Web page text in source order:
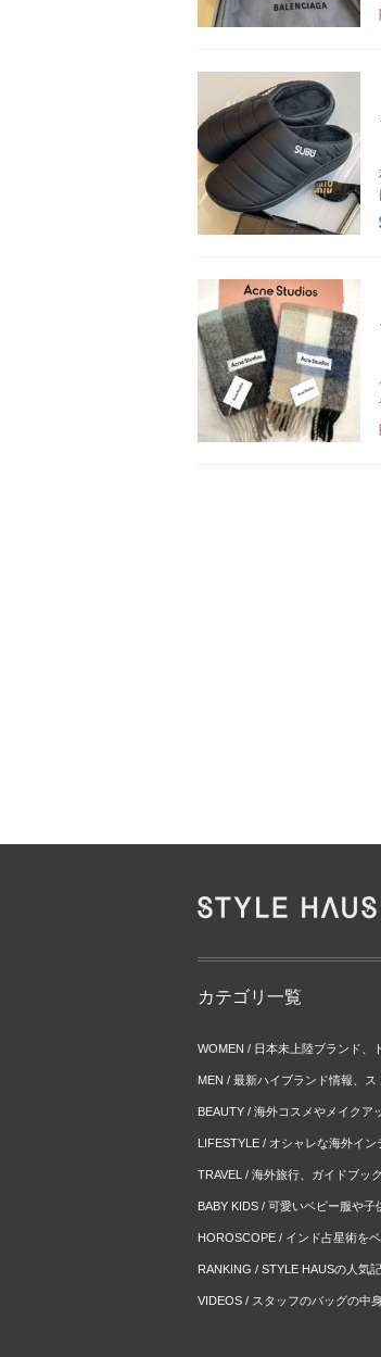
カテゴリ一覧
WOMEN / 日本未上陸ブランド、
MEN / 最新ハイブランド情報、
BEAUTY / 海外コスメやメイクア
LIFESTYLE / オシャレな海外イ
TRAVEL / 海外旅行、ガイドブッ
BABY KIDS / 可愛いベビー服や
HOROSCOPE / インド占星術を
RANKING / STYLE HAUSの人気
VIDEOS / スタッフのバッグの中